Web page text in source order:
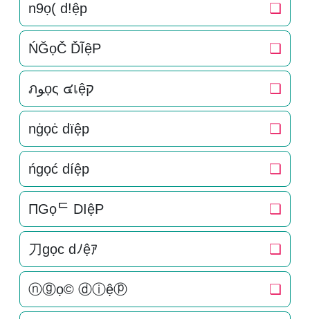
n9ọ( d!ệp ❏
ŃĞọČ ĎĨệP ❏
ภﻮọς ๔เệק ❏
nġọċ dïệp ❏
ńgọć díệp ❏
ПGọᄃ DIệP ❏
刀gọc dﾉệｱ ❏
ⓝⓖọ© ⓓⓘệⓟ ❏